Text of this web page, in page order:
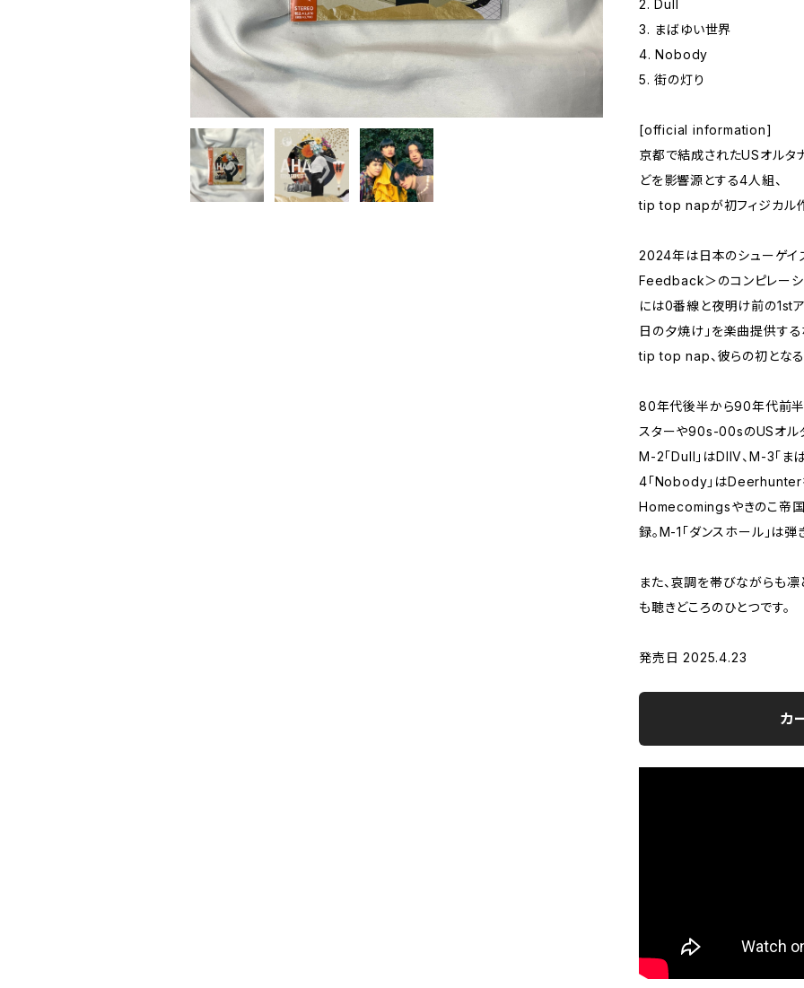
2. Dull
3. まばゆい世界
4. Nobody
5. 街の灯り
[official information]
京都で結成されたUSオルタ
どを影響源とする4人組、
tip top napが初フィジカル作
2024年は日本のシューゲイ
Feedback＞のコンピレーシ
には0番線と夜明け前の1stア
日の夕焼け」を楽曲提供す
tip top nap、彼らの初とな
80年代後半から90年代前半
スターや90s-00sのUSオル
M-2「Dull」はDIIV、M-3「ま
4「Nobody」はDeerhunter
Homecomingsやきのこ帝
録。M-1「ダンスホール」は
また、哀調を帯びながらも
も聴きどころのひとつです。
発売日 2025.4.23
カ